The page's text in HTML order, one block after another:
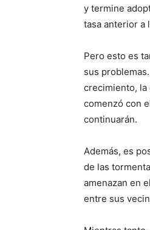
y termine
tasa anterior a
Pero esto es
sus
crecimiento, la
comenzó con
continuarán.
Además, es
de las
amenazan en
entre sus